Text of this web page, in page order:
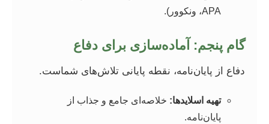
APA، ونکوور).
گام پنجم: آماده‌سازی برای دفاع
دفاع از پایان‌نامه، نقطه پایانی تلاش‌های شماست.
تهیه اسلایدها: خلاصه‌ای جامع و جذاب از
پایان‌نامه.